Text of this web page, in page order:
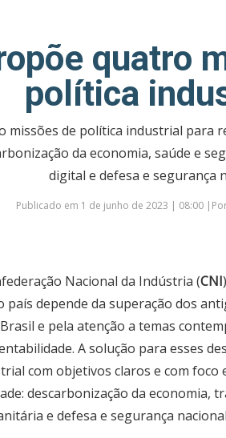
quatro
política
missões de política industrial para
da economia, saúde e
digital e defesa e segurança
Publicado em 1 de junho de 2023 | 08:00
Nacional da Indústria (CNI
país depende da superação dos
e pela atenção a temas
A solução para esses
com objetivos claros e com foco
descarbonização da economia,
e defesa e segurança